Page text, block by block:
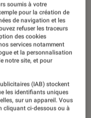
soumis à votre
pour la création de
de navigation et les
refuser les traceurs
des cookies
services notamment
et la personnalisation
notre site, et pour
(IAB) stockent
les identifiants uniques
sur un appareil. Vous
cliquant ci-dessous ou à